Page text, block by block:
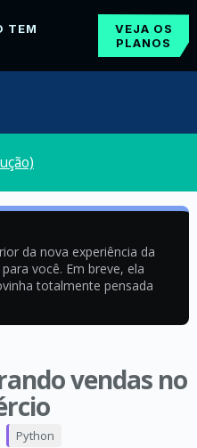
TEM
VEJA OS
PLANOS
da nova experiência da
você. Em breve, ela
totalmente pensada
vendas no
Python